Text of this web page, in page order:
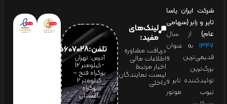
شرکت ایران یاسا
تایر و رابر (سهامی
عام) از سال
۱۳۴۷ به عنوان
قدیمی‌ترین و
بزرگ‌ترین
تولیدکننده تایر و
تیوب موتور
لینک‌های
مفید:
دریافت مشاوره
اطلاعات مالی
اخبار مرتبط
لیست نمایندگان
داخلی
تلفن:65607028(021)
آدرس: تهران
-کیلومتر 12
بزرگراه فتح –
کیلومتر ۲
بزرگراه
باغستان